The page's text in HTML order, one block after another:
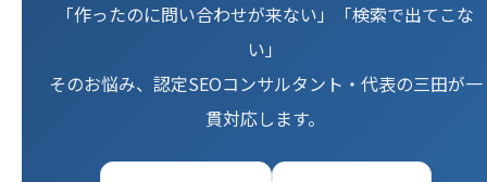
「作ったのに問い合わせが来ない」「検索で出てこな
い」
そのお悩み、認定SEOコンサルタント・代表の三田が一
貫対応します。